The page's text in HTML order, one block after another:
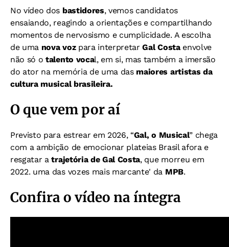
No vídeo dos bastidores, vemos candidatos
ensaiando, reagindo a orientações e compartilhando
momentos de nervosismo e cumplicidade. A escolha
de uma nova vozpara interpretarGal Costaenvolve
não só o talento vocal, em si, mas também a imersão
do ator na memória de uma das maiores artistas da
cultura musical brasileira.
O que vem por aí
Previsto para estrear em 2026, “Gal, o Musical” chega
com a ambição de emocionar plateias Brasil afora e
resgatar atrajetória de Gal Costa, que morreu em
2022. uma das vozes mais marcante' da MPB.
Confira o vídeo na íntegra